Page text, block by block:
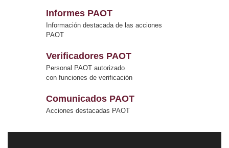
Informes PAOT
Información destacada de las acciones
PAOT
Verificadores PAOT
Personal PAOT autorizado
con funciones de verificación
Comunicados PAOT
Acciones destacadas PAOT